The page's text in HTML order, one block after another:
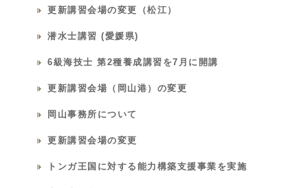
更新講習会場の変更（松江）
潜水士講習 (愛媛県)
6級海技士 第2種養成講習を7月に開講
更新講習会場（岡山港）の変更
岡山事務所について
更新講習会場の変更
トンガ王国に対する能力構築支援事業を実施